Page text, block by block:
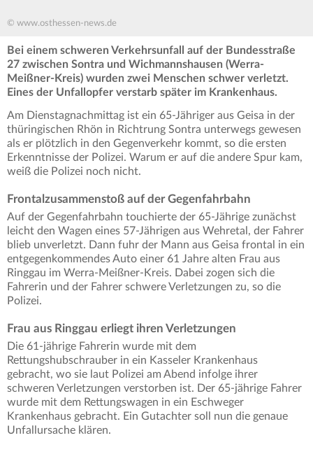
© www.osthessen-news.de
Bei einem schweren Verkehrsunfall auf der Bundesstraße
27 zwischen Sontra und Wichmannshausen (Werra-
Meißner-Kreis) wurden zwei Menschen schwer verletzt.
Eines der Unfallopfer verstarb später im Krankenhaus.
Am Dienstagnachmittag ist ein 65-Jähriger aus Geisa in der
thüringischen Rhön in Richtrung Sontra unterwegs gewesen
als er plötzlich in den Gegenverkehr kommt, so die ersten
Erkenntnisse der Polizei. Warum er auf die andere Spur kam,
weiß die Polizei noch nicht.
Frontalzusammenstoß auf der Gegenfahrbahn
Auf der Gegenfahrbahn touchierte der 65-Jährige zunächst
leicht den Wagen eines 57-Jährigen aus Wehretal, der Fahrer
blieb unverletzt. Dann fuhr der Mann aus Geisa frontal in ein
entgegenkommendes Auto einer 61 Jahre alten Frau aus
Ringgau im Werra-Meißner-Kreis. Dabei zogen sich die
Fahrerin und der Fahrer schwere Verletzungen zu, so die
Polizei.
Frau aus Ringgau erliegt ihren Verletzungen
Die 61-jährige Fahrerin wurde mit dem
Rettungshubschrauber in ein Kasseler Krankenhaus
gebracht, wo sie laut Polizei am Abend infolge ihrer
schweren Verletzungen verstorben ist. Der 65-jährige Fahrer
wurde mit dem Rettungswagen in ein Eschweger
Krankenhaus gebracht. Ein Gutachter soll nun die genaue
Unfallursache klären.